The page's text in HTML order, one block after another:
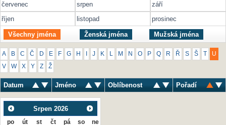
červenec
srpen
září
říjen
listopad prosinec
Všechny jména Ženská jména Mužská jména
A B C Č D E F G H J K M N O P Q R Ř S Š U
V W X Y Z Ž
Datum Jméno Oblíbenost Pořadí
Srpen 2026
po út st čt pá so ne